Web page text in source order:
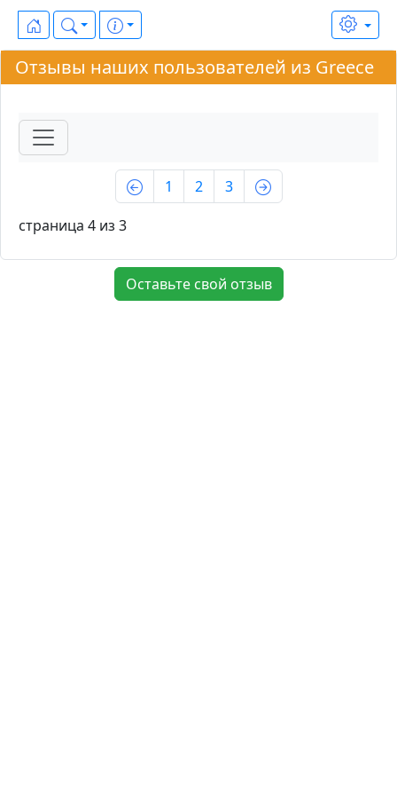
Отзывы наших пользователей из Greece
1 2
3
страница 4 из 3
Оставьте свой отзыв